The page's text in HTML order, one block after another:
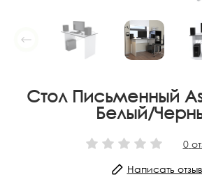
Стол Письменный
Белый/
0
Написать отзыв